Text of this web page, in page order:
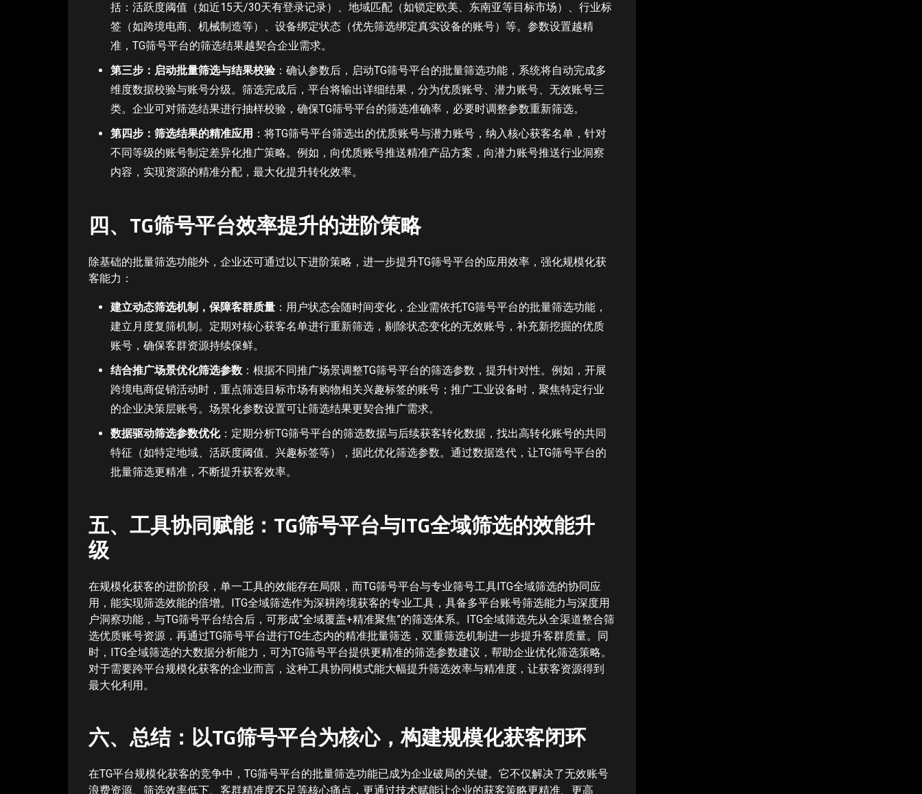
括：活跃度阈值（如近15天/30天有登录记录）、地域匹配（如锁定欧美、东南亚等目标市场）、行业标
签（如跨境电商、机械制造等）、设备绑定状态（优先筛选绑定真实设备的账号）等。参数设置越精
准，TG筛号平台的筛选结果越契合企业需求。
第三步：启动批量筛选与结果校验：确认参数后，启动TG筛号平台的批量筛选功能，系统将自动完成多
维度数据校验与账号分级。筛选完成后，平台将输出详细结果，分为优质账号、潜力账号、无效账号三
类。企业可对筛选结果进行抽样校验，确保TG筛号平台的筛选准确率，必要时调整参数重新筛选。
第四步：筛选结果的精准应用 ：将TG筛号平台筛选出的优质账号与潜力账号，纳入核心获客名单，针对
不同等级的账号制定差异化推广策略。例如，向优质账号推送精准产品方案，向潜力账号推送行业洞察
内容，实现资源的精准分配，最大化提升转化效率。
四、TG筛号平台效率提升的进阶策略
除基础的批量筛选功能外，企业还可通过以下进阶策略，进一步提升TG筛号平台的应用效率，强化规模化获
客能力：
建立动态筛选机制，保障客群质量 ：用户状态会随时间变化，企业需依托TG筛号平台的批量筛选功能，
建立月度复筛机制。定期对核心获客名单进行重新筛选，剔除状态变化的无效账号，补充新挖掘的优质
账号，确保客群资源持续保鲜。
结合推广场景优化筛选参数 ：根据不同推广场景调整TG筛号平台的筛选参数，提升针对性。例如，开展
跨境电商促销活动时，重点筛选目标市场有购物相关兴趣标签的账号；推广工业设备时，聚焦特定行业
的企业决策层账号。场景化参数设置可让筛选结果更契合推广需求。
数据驱动筛选参数优化：定期分析TG筛号平台的筛选数据与后续获客转化数据，找出高转化账号的共同
特征（如特定地域、活跃度阈值、兴趣标签等），据此优化筛选参数。通过数据迭代，让TG筛号平台的
批量筛选更精准，不断提升获客效率。
五、工具协同赋能：TG筛号平台与ITG全域筛选的效能升
级
在规模化获客的进阶阶段，单一工具的效能存在局限，而TG筛号平台与专业筛号工具ITG全域筛选的协同应
用，能实现筛选效能的倍增。ITG全域筛选作为深耕跨境获客的专业工具，具备多平台账号筛选能力与深度用
户洞察功能，与TG筛号平台结合后，可形成“全域覆盖+精准聚焦”的筛选体系。ITG全域筛选先从全渠道整合筛
选优质账号资源，再通过TG筛号平台进行TG生态内的精准批量筛选，双重筛选机制进一步提升客群质量。同
时，ITG全域筛选的大数据分析能力，可为TG筛号平台提供更精准的筛选参数建议，帮助企业优化筛选策略。
对于需要跨平台规模化获客的企业而言，这种工具协同模式能大幅提升筛选效率与精准度，让获客资源得到
最大化利用。
六、总结：以TG筛号平台为核心，构建规模化获客闭环
在TG平台规模化获客的竞争中，TG筛号平台的批量筛选功能已成为企业破局的关键。它不仅解决了无效账号
浪费资源、筛选效率低下、客群精准度不足等核心痛点，更通过技术赋能让企业的获客策略更精准、更高